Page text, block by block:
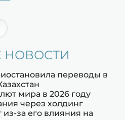
переводы в
мира в 2026 году
через холдинг
из-за его влияния на